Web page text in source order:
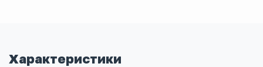
Характеристики